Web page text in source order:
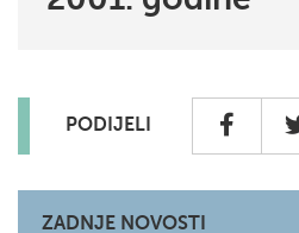
PODIJELI
ZADNJE NOVOSTI